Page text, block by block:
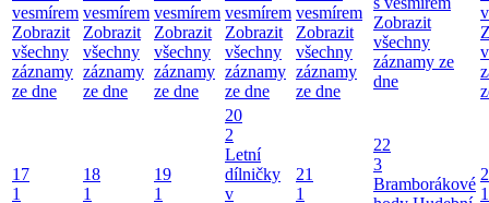
vesmírem
Zobrazit
všechny
záznamy
ze dne
vesmírem
Zobrazit
všechny
záznamy
ze dne
vesmírem
Zobrazit
všechny
záznamy
ze dne
vesmírem
Zobrazit
všechny
záznamy
ze dne
vesmírem
Zobrazit
všechny
záznamy
ze dne
Zobrazit
všechny
záznamy ze
dne
17
1
18
1
19
1
20
2
Letní
dílničky
v
21
1
22
3
Bramborákové
1